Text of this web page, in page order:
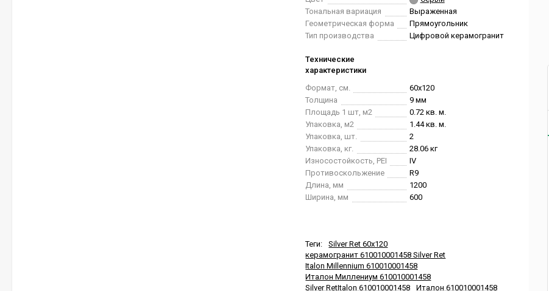
Тональная вариация
Выраженная
Геометрическая форма
Прямоугольник
Тип производства
Цифровой керамогранит
Технические
характеристики
Формат, см.
60x120
Толщина
9 мм
Площадь 1 шт, м2
0.72 кв. м.
Упаковка, м2
1.44 кв. м.
Упаковка, шт.
2
Упаковка, кг.
28.06 кг
Износостойкость, PEI
IV
Противоскольжение
R9
Длина, мм
1200
Ширина, мм
600
Теги:
Silver Ret 60x120
керамогранит 610010001458 Silver Ret
Italon Millennium 610010001458
Италон Миллениум 610010001458
Silver RetItalon 610010001458
Италон 610010001458